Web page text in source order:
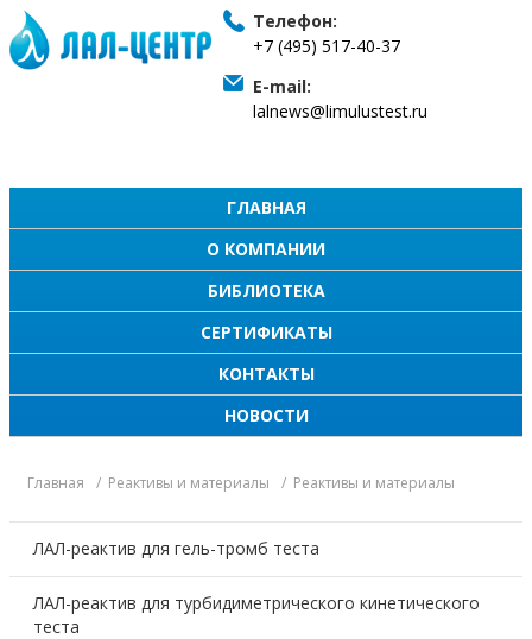
Телефон:
+7 (495) 517-40-37
E-mail:
lalnews@limulustest.ru
ГЛАВНАЯ
О КОМПАНИИ
БИБЛИОТЕКА
СЕРТИФИКАТЫ
КОНТАКТЫ
НОВОСТИ
Главная Реактивы и материалы Реактивы и материалы
ЛАЛ-реактив для гель-тромб теста
ЛАЛ-реактив для турбидиметрического кинетического
теста